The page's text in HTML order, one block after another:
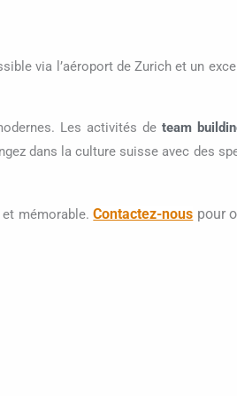
via l’aéroport de Zurich et un
Les activités deteam
dans la culture suisse avec des
et mémorable.Contactez-nous pour